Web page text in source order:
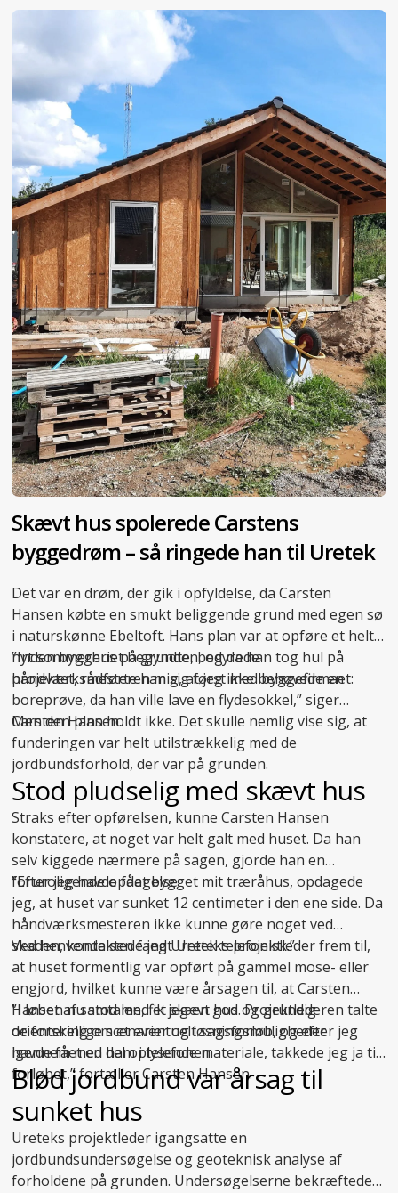
Skævt hus spolerede Carstens
byggedrøm – så ringede han til Uretek
Det var en drøm, der gik i opfyldelse, da Carsten
Hansen købte en smukt beliggende grund med egen sø
i naturskønne Ebeltoft. Hans plan var at opføre et helt
nyt sommerhus på grunden, og da han tog hul på
projektet, rådførte han sig først med byggefirmaet:
”Inden byggeriet begyndte, bedyrede
håndværksmesteren mig, at jeg ikke behøvede en
boreprøve, da han ville lave en flydesokkel,” siger
Carsten Hansen.
Men den plan holdt ikke. Det skulle nemlig vise sig, at
funderingen var helt utilstrækkelig med de
jordbundsforhold, der var på grunden.
Stod pludselig med skævt hus
Straks efter opførelsen, kunne Carsten Hansen
konstatere, at noget var helt galt med huset. Da han
selv kiggede nærmere på sagen, gjorde han en
foruroligende opdagelse:
”Efter jeg havde fået bygget mit træråhus, opdagede
jeg, at huset var sunket 12 centimeter i den ene side. Da
håndværksmesteren ikke kunne gøre noget ved
skaden, kontaktede jeg Uretek telefonisk.”
Ved henvendelsen fandt Ureteks projektleder frem til,
at huset formentlig var opført på gammel mose- eller
engjord, hvilket kunne være årsagen til, at Carsten
Hansen nu stod med et skævt hus. Projektlederen talte
de forskellige scenarier og løsningsmuligheder
igennem med ham i telefonen.
”I løbet af samtalen, fik jeg en god og grundig
orientering om et eventuelt sagsforløb, og efter jeg
havde fået en del oplysende materiale, takkede jeg ja til
forløbet,” fortæller Carsten Hansen.
Blød jordbund var årsag til
sunket hus
Ureteks projektleder igangsatte en
jordbundsundersøgelse og geoteknisk analyse af
forholdene på grunden. Undersøgelserne bekræftede